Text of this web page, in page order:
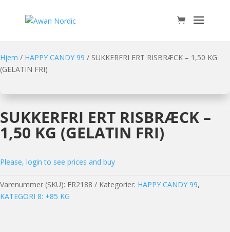
Hjem / HAPPY CANDY 99 / SUKKERFRI ERT RISBRÆCK – 1,50 KG
(GELATIN FRI)
SUKKERFRI ERT RISBRÆCK –
1,50 KG (GELATIN FRI)
Please, login to see prices and buy
Varenummer (SKU): ER2188 Kategorier: HAPPY CANDY 99,
KATEGORI 8: +85 KG